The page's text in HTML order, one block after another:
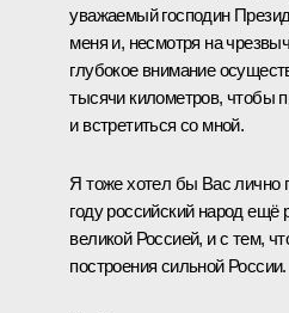
уважаемый господин
меня и, несмотря на
глубокое внимание
тысячи километров, чтобы
и встретиться со мной.
Я тоже хотел бы Вас лично
году российский народ ещё
великой Россией, и с тем,
построения сильной России.